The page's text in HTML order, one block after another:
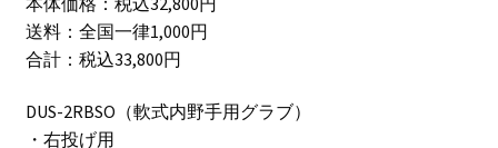
価
格
¥43,450
の
送料：全国一律1,000円
合計：税込33,800円
DUS-2RBSO（軟式内野手用グラブ）
・右投げ用